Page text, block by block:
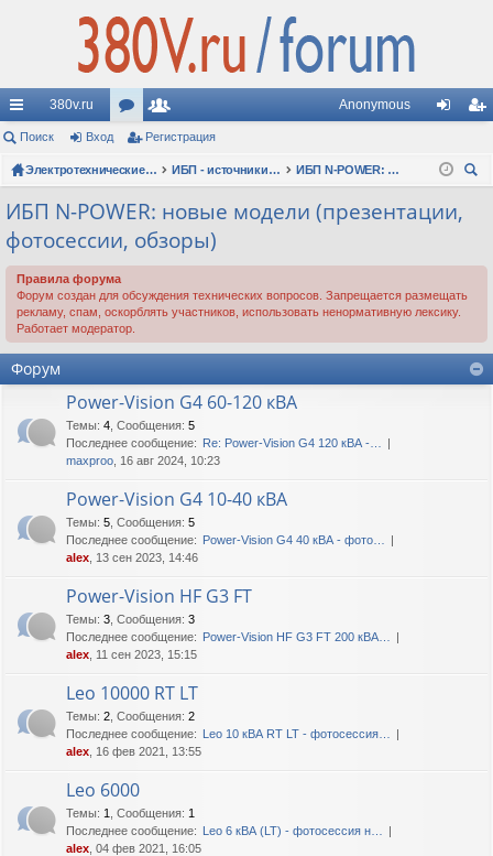
с
ы
лк
и
380v.ru
ор
ум
ы
ол
ьз
ат
ел
и
Anonymous
д ис
ия
Поиск Вход Регистрация
Электротехнические форумы ИБП - источники бесперебойного питания
ИБП N-POWER: новые модели (презентации, фотосессии, обзоры)
ИБП N-POWER: новые модели (презентации,
фотосессии, обзоры)
Правила форума
Форум создан для обсуждения технических вопросов. Запрещается размещать
рекламу, спам, оскорблять участников, использовать ненормативную лексику.
Работает модератор.
Форум
Power-Vision G4 60-120 кВА
Темы: 4 Сообщения: 5
Последнее сообщение: Re: Power-Vision G4 120 кВА -…
maxproo , 16 авг 2024, 10:23
Power-Vision G4 10-40 кВА
Темы: 5 Сообщения: 5
Последнее сообщение: Power-Vision G4 40 кВА - фото…
alex , 13 сен 2023, 14:46
Power-Vision HF G3 FT
Темы: 3 Сообщения: 3
Последнее сообщение: Power-Vision HF G3 FT 200 кВА…
alex , 11 сен 2023, 15:15
Leo 10000 RT LT
Темы: 2 Сообщения: 2
Последнее сообщение: Leo 10 кВА RT LT - фотосессия…
alex , 16 фев 2021, 13:55
Leo 6000
Темы: 1 Сообщения: 1
Последнее сообщение: Leo 6 кВА (LT) - фотосессия н…
alex , 04 фев 2021, 16:05